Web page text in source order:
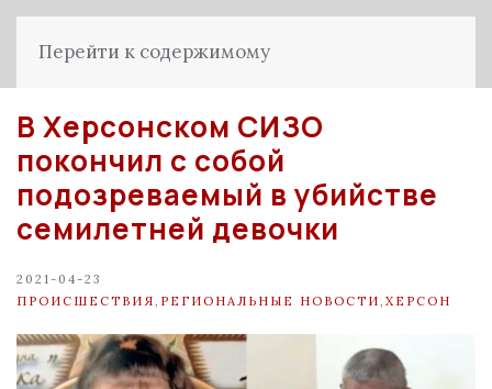
Перейти к содержимому
В Херсонском СИЗО
покончил с собой
подозреваемый в убийстве
семилетней девочки
2021-04-23
ПРОИСШЕСТВИЯ РЕГИОНАЛЬНЫЕ НОВОСТИ ХЕРСОН